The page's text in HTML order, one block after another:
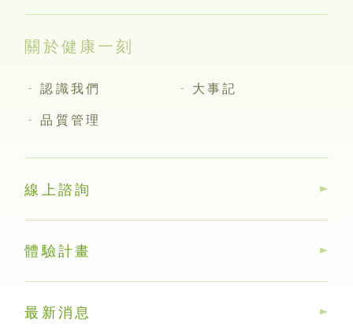
關於健康一刻
認識我們
大事記
品質管理
線上諮詢
體驗計畫
最新消息